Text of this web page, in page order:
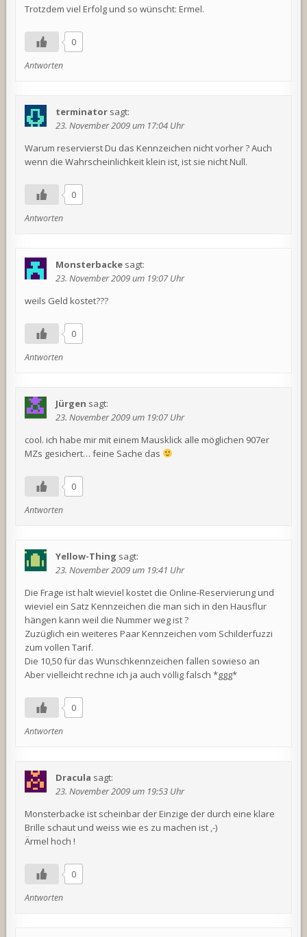
Trotzdem viel Erfolg und so wünscht: Ermel.
0
Antworten
terminator sagt:
23. November 2009 um 17:04 Uhr
Warum reservierst Du das Kennzeichen nicht vorher ? Auch
wenn die Wahrscheinlichkeit klein ist, ist sie nicht Null.
0
Antworten
Monsterbacke sagt:
23. November 2009 um 19:07 Uhr
weils Geld kostet???
0
Antworten
Jürgen sagt:
23. November 2009 um 19:07 Uhr
cool. ich habe mir mit einem Mausklick alle möglichen 907er
MZs gesichert… feine Sache das
0
Antworten
Yellow-Thing sagt:
23. November 2009 um 19:41 Uhr
Die Frage ist halt wieviel kostet die Online-Reservierung und
wieviel ein Satz Kennzeichen die man sich in den Hausflur
hängen kann weil die Nummer weg ist ?
Zuzüglich ein weiteres Paar Kennzeichen vom Schilderfuzzi
zum vollen Tarif.
Die 10,50 für das Wunschkennzeichen fallen sowieso an
Aber vielleicht rechne ich ja auch völlig falsch *ggg*
0
Antworten
Dracula sagt:
23. November 2009 um 19:53 Uhr
Monsterbacke ist scheinbar der Einzige der durch eine klare
Brille schaut und weiss wie es zu machen ist ,-)
Ärmel hoch !
0
Antworten